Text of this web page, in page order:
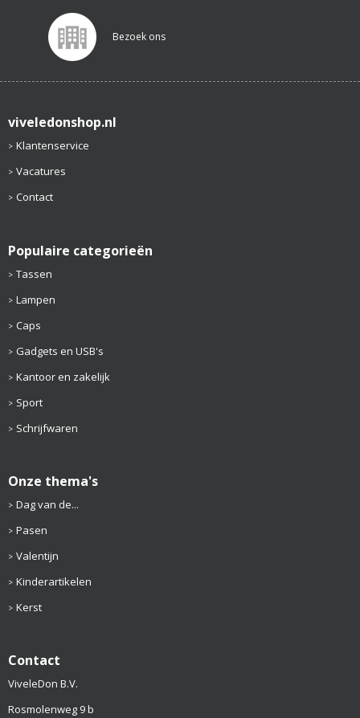
Bezoek ons
viveledonshop.nl
Klantenservice
Vacatures
Contact
Populaire categorieën
Tassen
Lampen
Caps
Gadgets en USB's
Kantoor en zakelijk
Sport
Schrijfwaren
Onze thema's
Dag van de...
Pasen
Valentijn
Kinderartikelen
Kerst
Contact
ViveleDon B.V.
Rosmolenweg 9 b